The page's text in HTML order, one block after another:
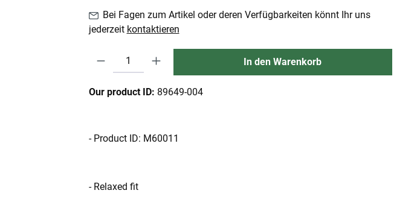
Bei Fagen zum Artikel oder deren Verfügbarkeiten könnt Ihr uns
jederzeit kontaktieren
Produkt Anzahl: Gib den gewünschten Wert ein oder benutze die Schaltflächen um die
In den Warenkorb
Our product ID: 89649-004
- Product ID: M60011
- Relaxed fit